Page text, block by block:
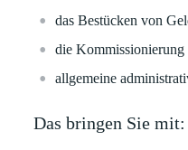
das Bestücken von
die Kommissionierung
allgemeine
Das bringen Sie mit: